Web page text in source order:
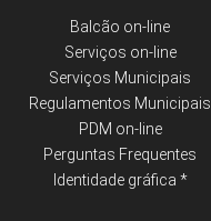
Balcão on-line
Serviços on-line
Serviços Municipais
Regulamentos Municipais
PDM on-line
Perguntas Frequentes
Identidade gráfica *